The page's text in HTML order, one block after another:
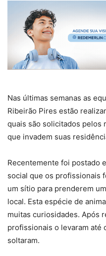
Nas últimas semanas as
Ribeirão Pires estão
quais são solicitados pelos
que invadem suas
Recentemente foi postado
social que os profissionais
um sítio para prenderem
local. Esta espécie de
muitas curiosidades. Após
profissionais o levaram até
soltaram.